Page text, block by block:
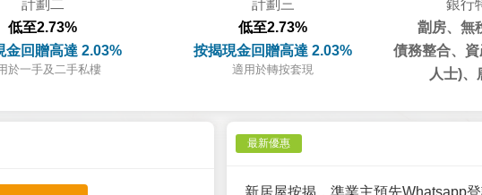
計劃二
低至2.73%
金回贈高達 2.03%
於一手及二手私樓
計劃三
低至2.73%
按揭現金回贈高達 2.03%
適用於轉按套現
銀行
劏房、無
債務整合、
人士)、
最新優惠
新居屋按揭，準業主預先Whatsapp